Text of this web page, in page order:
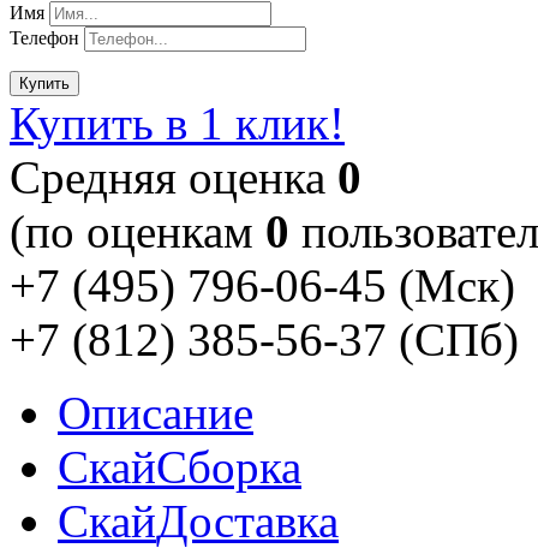
Имя
Телефон
Купить
Купить в 1 клик!
Cредняя оценка 0
(по оценкам 0
+7 (495) 796-06-45 (Мск)
+7 (812) 385-56-37 (СПб)
Описание
СкайСборка
СкайДоставка